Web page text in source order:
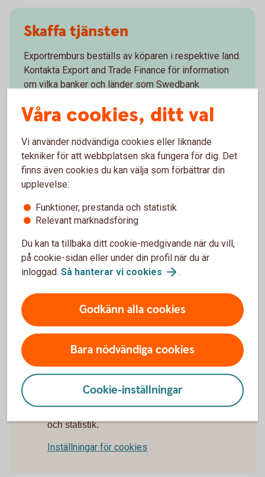
Skaffa tjänsten
Exportremburs beställs av köparen i respektive land.
Kontakta Export and Trade Finance för information
om vilka banker och länder som Swedbank
Skaffa tjänsten – mejla Trade Finance
Vanliga frågor och svar
När får jag betalt under en exportremburs?
Vem är det som startar processen i en
exportremburs?
För att se detta innehåll behöver du först
och statistik.
Inställningar för cookies
Våra cookies, ditt val
Vi använder nödvändiga cookies eller liknande
tekniker för att webbplatsen ska fungera för dig. Det
finns även cookies du kan välja som förbättrar din
upplevelse:
Funktioner, prestanda och statistik
Relevant marknadsföring
Du kan ta tillbaka ditt cookie-medgivande när du vill,
på cookie-sidan eller under din profil när du är
inloggad. Så hanterar vi cookies .
Godkänn alla cookies
Bara nödvändiga cookies
Cookie-inställningar